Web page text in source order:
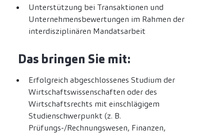
Unterstützung bei Transaktionen und
Unternehmensbewertungen im Rahmen der
interdisziplinären Mandatsarbeit
Das bringen Sie mit:
Erfolgreich abgeschlossenes Studium der
Wirtschaftswissenschaften oder des
Wirtschaftsrechts mit einschlägigem
Studienschwerpunkt (z. B.
Prüfungs-/Rechnungswesen, Finanzen,